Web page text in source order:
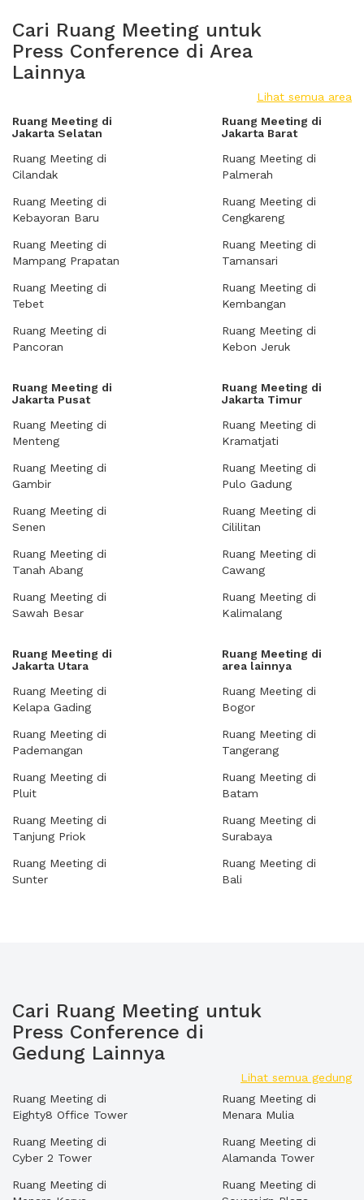
Cari Ruang Meeting untuk
Press Conference di Area
Lainnya
Lihat semua area
Ruang Meeting di
Jakarta Selatan
Ruang Meeting di
Cilandak
Ruang Meeting di
Kebayoran Baru
Ruang Meeting di
Mampang Prapatan
Ruang Meeting di
Tebet
Ruang Meeting di
Pancoran
Ruang Meeting di
Jakarta Barat
Ruang Meeting di
Palmerah
Ruang Meeting di
Cengkareng
Ruang Meeting di
Tamansari
Ruang Meeting di
Kembangan
Ruang Meeting di
Kebon Jeruk
Ruang Meeting di
Jakarta Pusat
Ruang Meeting di
Menteng
Ruang Meeting di
Gambir
Ruang Meeting di
Senen
Ruang Meeting di
Tanah Abang
Ruang Meeting di
Sawah Besar
Ruang Meeting di
Jakarta Timur
Ruang Meeting di
Kramatjati
Ruang Meeting di
Pulo Gadung
Ruang Meeting di
Cililitan
Ruang Meeting di
Cawang
Ruang Meeting di
Kalimalang
Ruang Meeting di
Jakarta Utara
Ruang Meeting di
Kelapa Gading
Ruang Meeting di
Pademangan
Ruang Meeting di
Pluit
Ruang Meeting di
Tanjung Priok
Ruang Meeting di
Sunter
Ruang Meeting di
area lainnya
Ruang Meeting di
Bogor
Ruang Meeting di
Tangerang
Ruang Meeting di
Batam
Ruang Meeting di
Surabaya
Ruang Meeting di
Bali
Cari Ruang Meeting untuk
Press Conference di
Gedung Lainnya
Lihat semua gedung
Ruang Meeting di
Eighty8 Office Tower
Ruang Meeting di
Cyber 2 Tower
Ruang Meeting di
Ruang Meeting di
Menara Mulia
Ruang Meeting di
Alamanda Tower
Ruang Meeting di